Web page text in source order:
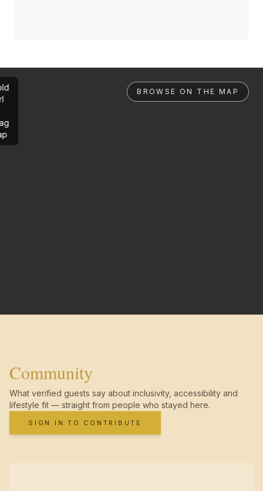
BROWSE ON THE MAP
Community
What verified guests say about inclusivity, accessibility and
lifestyle fit — straight from people who stayed here.
SIGN IN TO CONTRIBUTE